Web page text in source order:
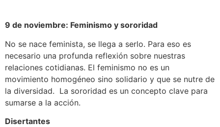
9 de noviembre: Feminismo y sororidad
No se nace feminista, se llega a serlo. Para eso es
necesario una profunda reflexión sobre nuestras
relaciones cotidianas. El feminismo no es un
movimiento homogéneo sino solidario y que se nutre de
la diversidad. La sororidad es un concepto clave para
sumarse a la acción.
Disertantes